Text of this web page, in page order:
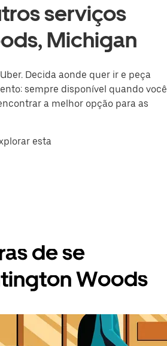
serviços
Michigan
Decida aonde quer ir e peça
sempre disponível quando você
a melhor opção para as
esta
de se
Woods